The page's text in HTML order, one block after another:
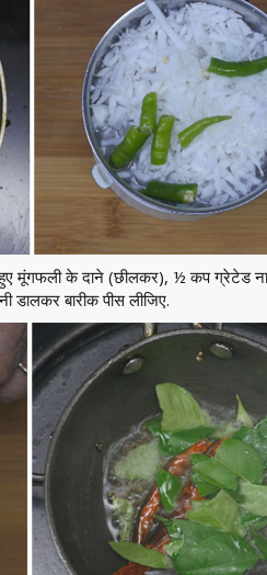
मूंगफली के दाने (छीलकर), ½ कप ग्रेटेड
डालकर बारीक पीस लीजिए.